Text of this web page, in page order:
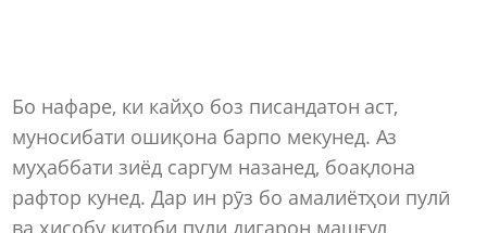
Бо нафаре, ки кайҳо боз писандатон аст,
муносибати ошиқона барпо мекунед. Аз
муҳаббати зиёд саргум назанед, боақлона
рафтор кунед. Дар ин рӯз бо амалиётҳои пулӣ